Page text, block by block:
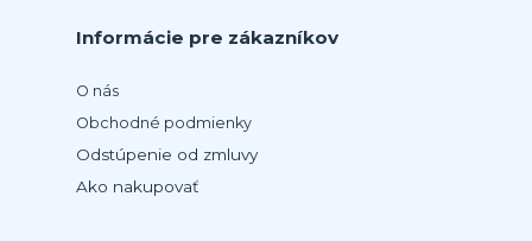
Informácie pre zákazníkov
O nás
Obchodné podmienky
Odstúpenie od zmluvy
Ako nakupovať